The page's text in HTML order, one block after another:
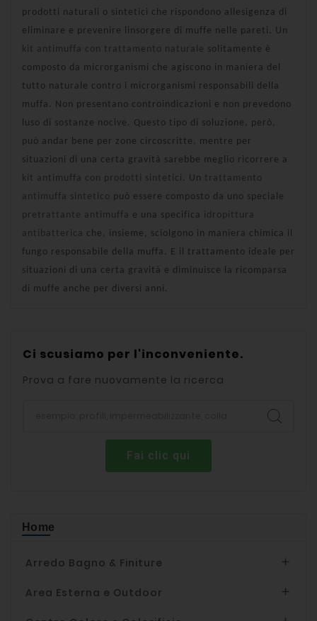
prodotti naturali o sintetici che rispondono allesigenza di
eliminare e prevenire linsorgere di muffe nelle pareti. Un
kit antimuffa con trattamento naturale solitamente è
composto da microrganismi che agiscono in maniera del
tutto naturale contro i microrganismi responsabili della
muffa. Non presentano controindicazioni e non prevedono
luso di sostanze nocive. Questo tipo di soluzione, però,
può andar bene per zone circoscritte, mentre per
situazioni di una certa gravità sarebbe meglio ricorrere a
kit antimuffa con prodotti sintetici . Un trattamento
antimuffa sintetico può essere composto da uno speciale
pretrattante antimuffa e una specifica idropittura
antibatterica che, insieme, sciolgono in maniera chimica il
fungo responsabile della muffa. E il trattamento ideale per
situazioni di una certa gravità e diminuisce la ricomparsa
di muffe anche per diversi anni.
Ci scusiamo per l'inconveniente.
Prova a fare nuovamente la ricerca
Fai clic qui
Home
Arredo Bagno & Finiture 
Area Esterna e Outdoor 